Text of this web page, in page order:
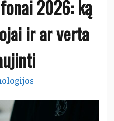
2026: ką
ir ar verta